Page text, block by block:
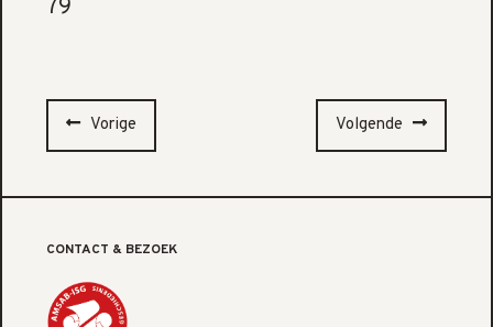
79
Vorige Volgende
CONTACT & BEZOEK